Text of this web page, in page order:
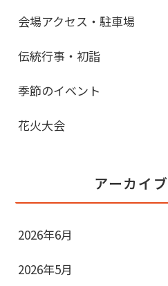
会場アクセス・駐車場
伝統行事・初詣
季節のイベント
花火大会
アーカイブ
2026年6月
2026年5月